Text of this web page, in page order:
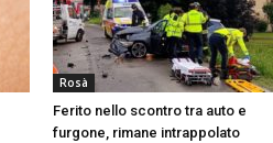
Rosà
Ferito nello scontro tra auto e
furgone, rimane intrappolato